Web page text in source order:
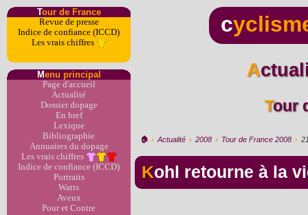
Tour de France
Revue de presse
Indice de confiance (ICCD)
Les vrais chiffres
Menu principal
Page d'accueil
Actualité
Dossier dopage
En bref
Lexique
Bibliographie
Annuaires du dopage
Les vrais chiffres
Indice de confiance (ICCD)
Portraits
Watts
Aveux
Pour et Contre
c
🏠︎ › Actualité › 2008 › Tour de France 2008 ›
Kohl retourne à la